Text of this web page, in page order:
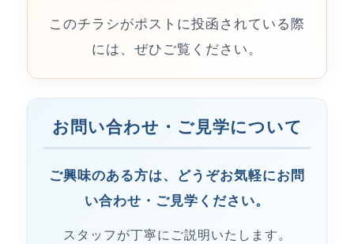
このチラシがポストに投函されている際
には、ぜひご覧ください。
お問い合わせ・ご見学について
ご興味のある方は、どうぞお気軽にお問
い合わせ・ご見学ください。
スタッフが丁寧にご説明いたします。